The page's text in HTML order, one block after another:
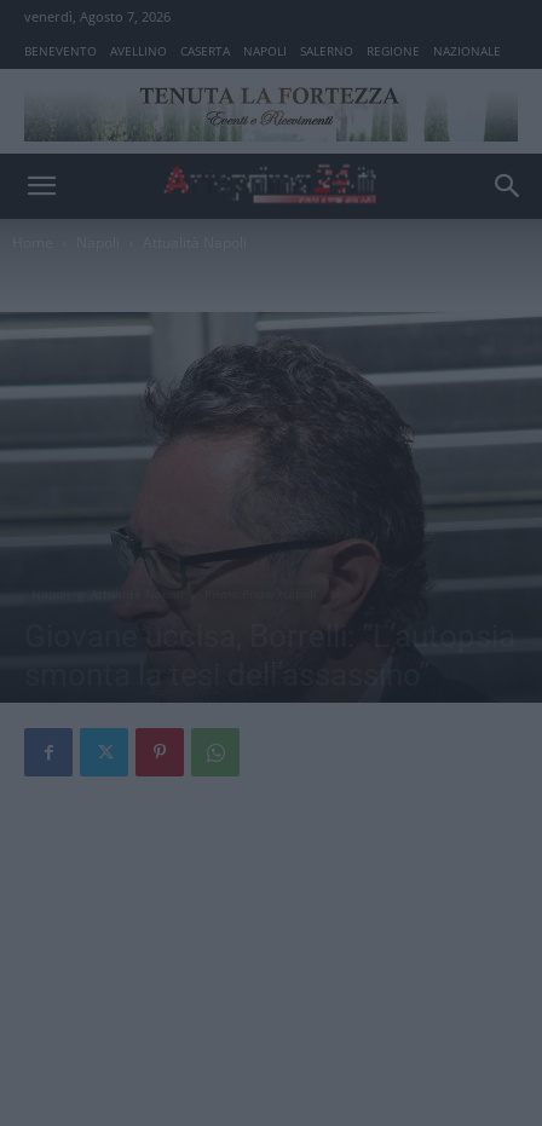
venerdì, Agosto 7, 2026
BENEVENTO AVELLINO CASERTA NAPOLI SALERNO REGIONE NAZIONALE